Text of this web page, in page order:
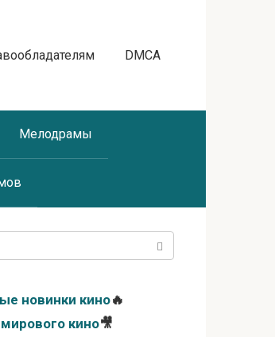
DMCA
Мелодрамы
новинки кино🔥
кино🎥